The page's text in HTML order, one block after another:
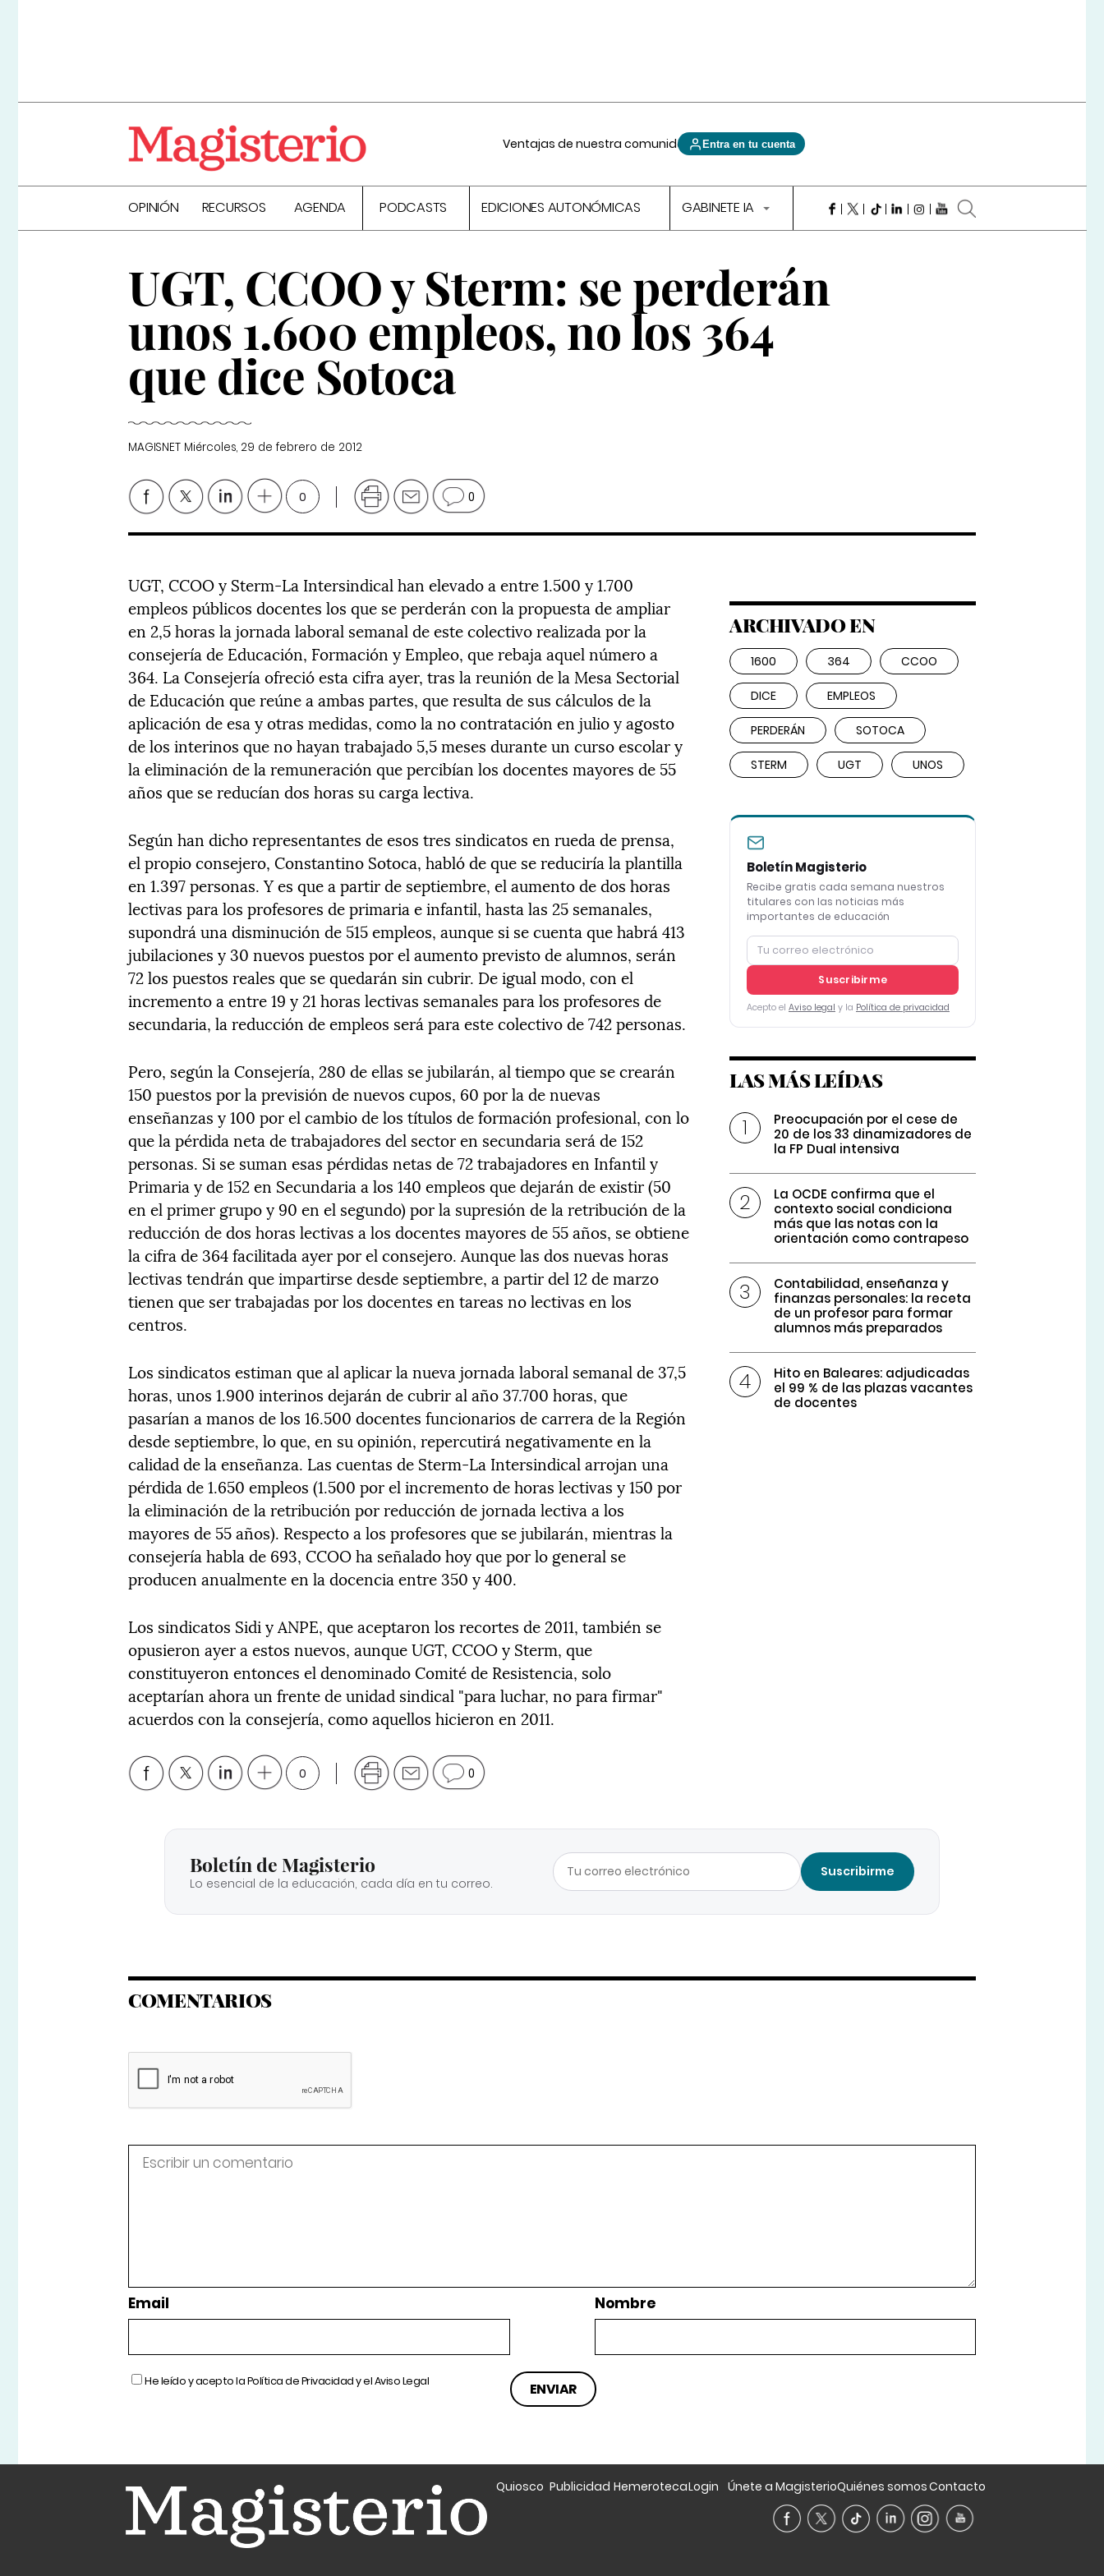
Ventajas de nuestra comunidad Entra en tu cuenta
OPINIÓN RECURSOS AGENDA PODCASTS EDICIONES AUTONÓMICAS GABINETE IA
UGT, CCOO y Sterm: se perderán
unos 1.600 empleos, no los 364
que dice Sotoca
MAGISNET Miércoles, 29 de febrero de 2012
0 0
UGT, CCOO y Sterm-La Intersindical han elevado a entre 1.500 y 1.700
empleos públicos docentes los que se perderán con la propuesta de ampliar
en 2,5 horas la jornada laboral semanal de este colectivo realizada por la
consejería de Educación, Formación y Empleo, que rebaja aquel número a
364. La Consejería ofreció esta cifra ayer, tras la reunión de la Mesa Sectorial
de Educación que reúne a ambas partes, que resulta de sus cálculos de la
aplicación de esa y otras medidas, como la no contratación en julio y agosto
de los interinos que no hayan trabajado 5,5 meses durante un curso escolar y
la eliminación de la remuneración que percibían los docentes mayores de 55
años que se reducían dos horas su carga lectiva.
Según han dicho representantes de esos tres sindicatos en rueda de prensa,
el propio consejero, Constantino Sotoca, habló de que se reduciría la plantilla
en 1.397 personas. Y es que a partir de septiembre, el aumento de dos horas
lectivas para los profesores de primaria e infantil, hasta las 25 semanales,
supondrá una disminución de 515 empleos, aunque si se cuenta que habrá 413
jubilaciones y 30 nuevos puestos por el aumento previsto de alumnos, serán
72 los puestos reales que se quedarán sin cubrir. De igual modo, con el
incremento a entre 19 y 21 horas lectivas semanales para los profesores de
secundaria, la reducción de empleos será para este colectivo de 742 personas.
Pero, según la Consejería, 280 de ellas se jubilarán, al tiempo que se crearán
150 puestos por la previsión de nuevos cupos, 60 por la de nuevas
enseñanzas y 100 por el cambio de los títulos de formación profesional, con lo
que la pérdida neta de trabajadores del sector en secundaria será de 152
personas. Si se suman esas pérdidas netas de 72 trabajadores en Infantil y
Primaria y de 152 en Secundaria a los 140 empleos que dejarán de existir (50
en el primer grupo y 90 en el segundo) por la supresión de la retribución de la
reducción de dos horas lectivas a los docentes mayores de 55 años, se obtiene
la cifra de 364 facilitada ayer por el consejero. Aunque las dos nuevas horas
lectivas tendrán que impartirse desde septiembre, a partir del 12 de marzo
tienen que ser trabajadas por los docentes en tareas no lectivas en los
centros.
Los sindicatos estiman que al aplicar la nueva jornada laboral semanal de 37,5
horas, unos 1.900 interinos dejarán de cubrir al año 37.700 horas, que
pasarían a manos de los 16.500 docentes funcionarios de carrera de la Región
desde septiembre, lo que, en su opinión, repercutirá negativamente en la
calidad de la enseñanza. Las cuentas de Sterm-La Intersindical arrojan una
pérdida de 1.650 empleos (1.500 por el incremento de horas lectivas y 150 por
la eliminación de la retribución por reducción de jornada lectiva a los
mayores de 55 años). Respecto a los profesores que se jubilarán, mientras la
consejería habla de 693, CCOO ha señalado hoy que por lo general se
producen anualmente en la docencia entre 350 y 400.
Los sindicatos Sidi y ANPE, que aceptaron los recortes de 2011, también se
opusieron ayer a estos nuevos, aunque UGT, CCOO y Sterm, que
constituyeron entonces el denominado Comité de Resistencia, solo
aceptarían ahora un frente de unidad sindical "para luchar, no para firmar"
acuerdos con la consejería, como aquellos hicieron en 2011.
0 0
ARCHIVADO EN
1600 364 CCOO
DICE EMPLEOS
PERDERÁN SOTOCA
STERM UGT UNOS
Boletín Magisterio
Recibe gratis cada semana nuestros
titulares con las noticias más
importantes de educación
Suscribirme
Acepto el Aviso legal y la Política de privacidad
LAS MÁS LEÍDAS
Preocupación por el cese de
20 de los 33 dinamizadores de
la FP Dual intensiva
La OCDE confirma que el
contexto social condiciona
más que las notas con la
orientación como contrapeso
Contabilidad, enseñanza y
finanzas personales: la receta
de un profesor para formar
alumnos más preparados
Hito en Baleares: adjudicadas
el 99 % de las plazas vacantes
de docentes
Boletín de Magisterio
Lo esencial de la educación, cada día en tu correo.
Suscribirme
COMENTARIOS
Email Nombre
He leído y acepto laPolítica de Privacidady elAviso Legal
Quiosco Publicidad HemerotecaLogin Únete a MagisterioQuiénes somosContacto